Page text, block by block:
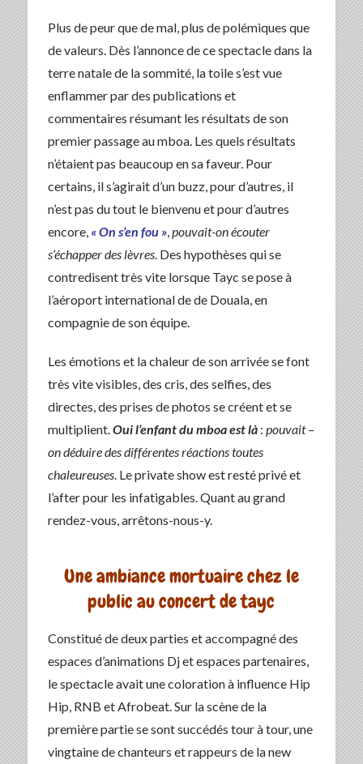
Plus de peur que de mal, plus de polémiques que
de valeurs. Dès l’annonce de ce spectacle dans la
terre natale de la sommité, la toile s’est vue
enflammer par des publications et
commentaires résumant les résultats de son
premier passage au mboa. Les quels résultats
n’étaient pas beaucoup en sa faveur. Pour
certains, il s’agirait d’un buzz, pour d’autres, il
n’est pas du tout le bienvenu et pour d’autres
encore, « On s’en fou »,pouvait-on écouter
s’échapper des lèvres. Des hypothèses qui se
contredisent très vite lorsque Tayc se pose à
l’aéroport international de de Douala, en
compagnie de son équipe.
Les émotions et la chaleur de son arrivée se font
très vite visibles, des cris, des selfies, des
directes, des prises de photos se créent et se
multiplient.Oui l’enfant du mboa est là: pouvait –
on déduire des différentes réactions toutes
chaleureuses. Le private show est resté privé et
l’after pour les infatigables. Quant au grand
rendez-vous, arrêtons-nous-y.
Une ambiance mortuaire chez le
public au concert de tayc
Constitué de deux parties et accompagné des
espaces d’animations Dj et espaces partenaires,
le spectacle avait une coloration à influence Hip
Hip, RNB et Afrobeat. Sur la scène de la
première partie se sont succédés tour à tour, une
vingtaine de chanteurs et rappeurs de la new